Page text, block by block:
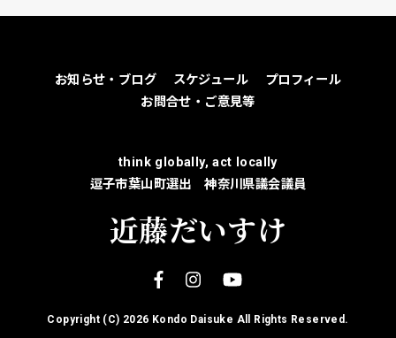
お知らせ・ブログ スケジュール
プロフィール
お問合せ・ご意見等
think globally, act locally
逗子市葉山町選出 神奈川県議会議員
近藤だいすけ
Copyright (C) 2026 Kondo Daisuke All Rights Reserved.